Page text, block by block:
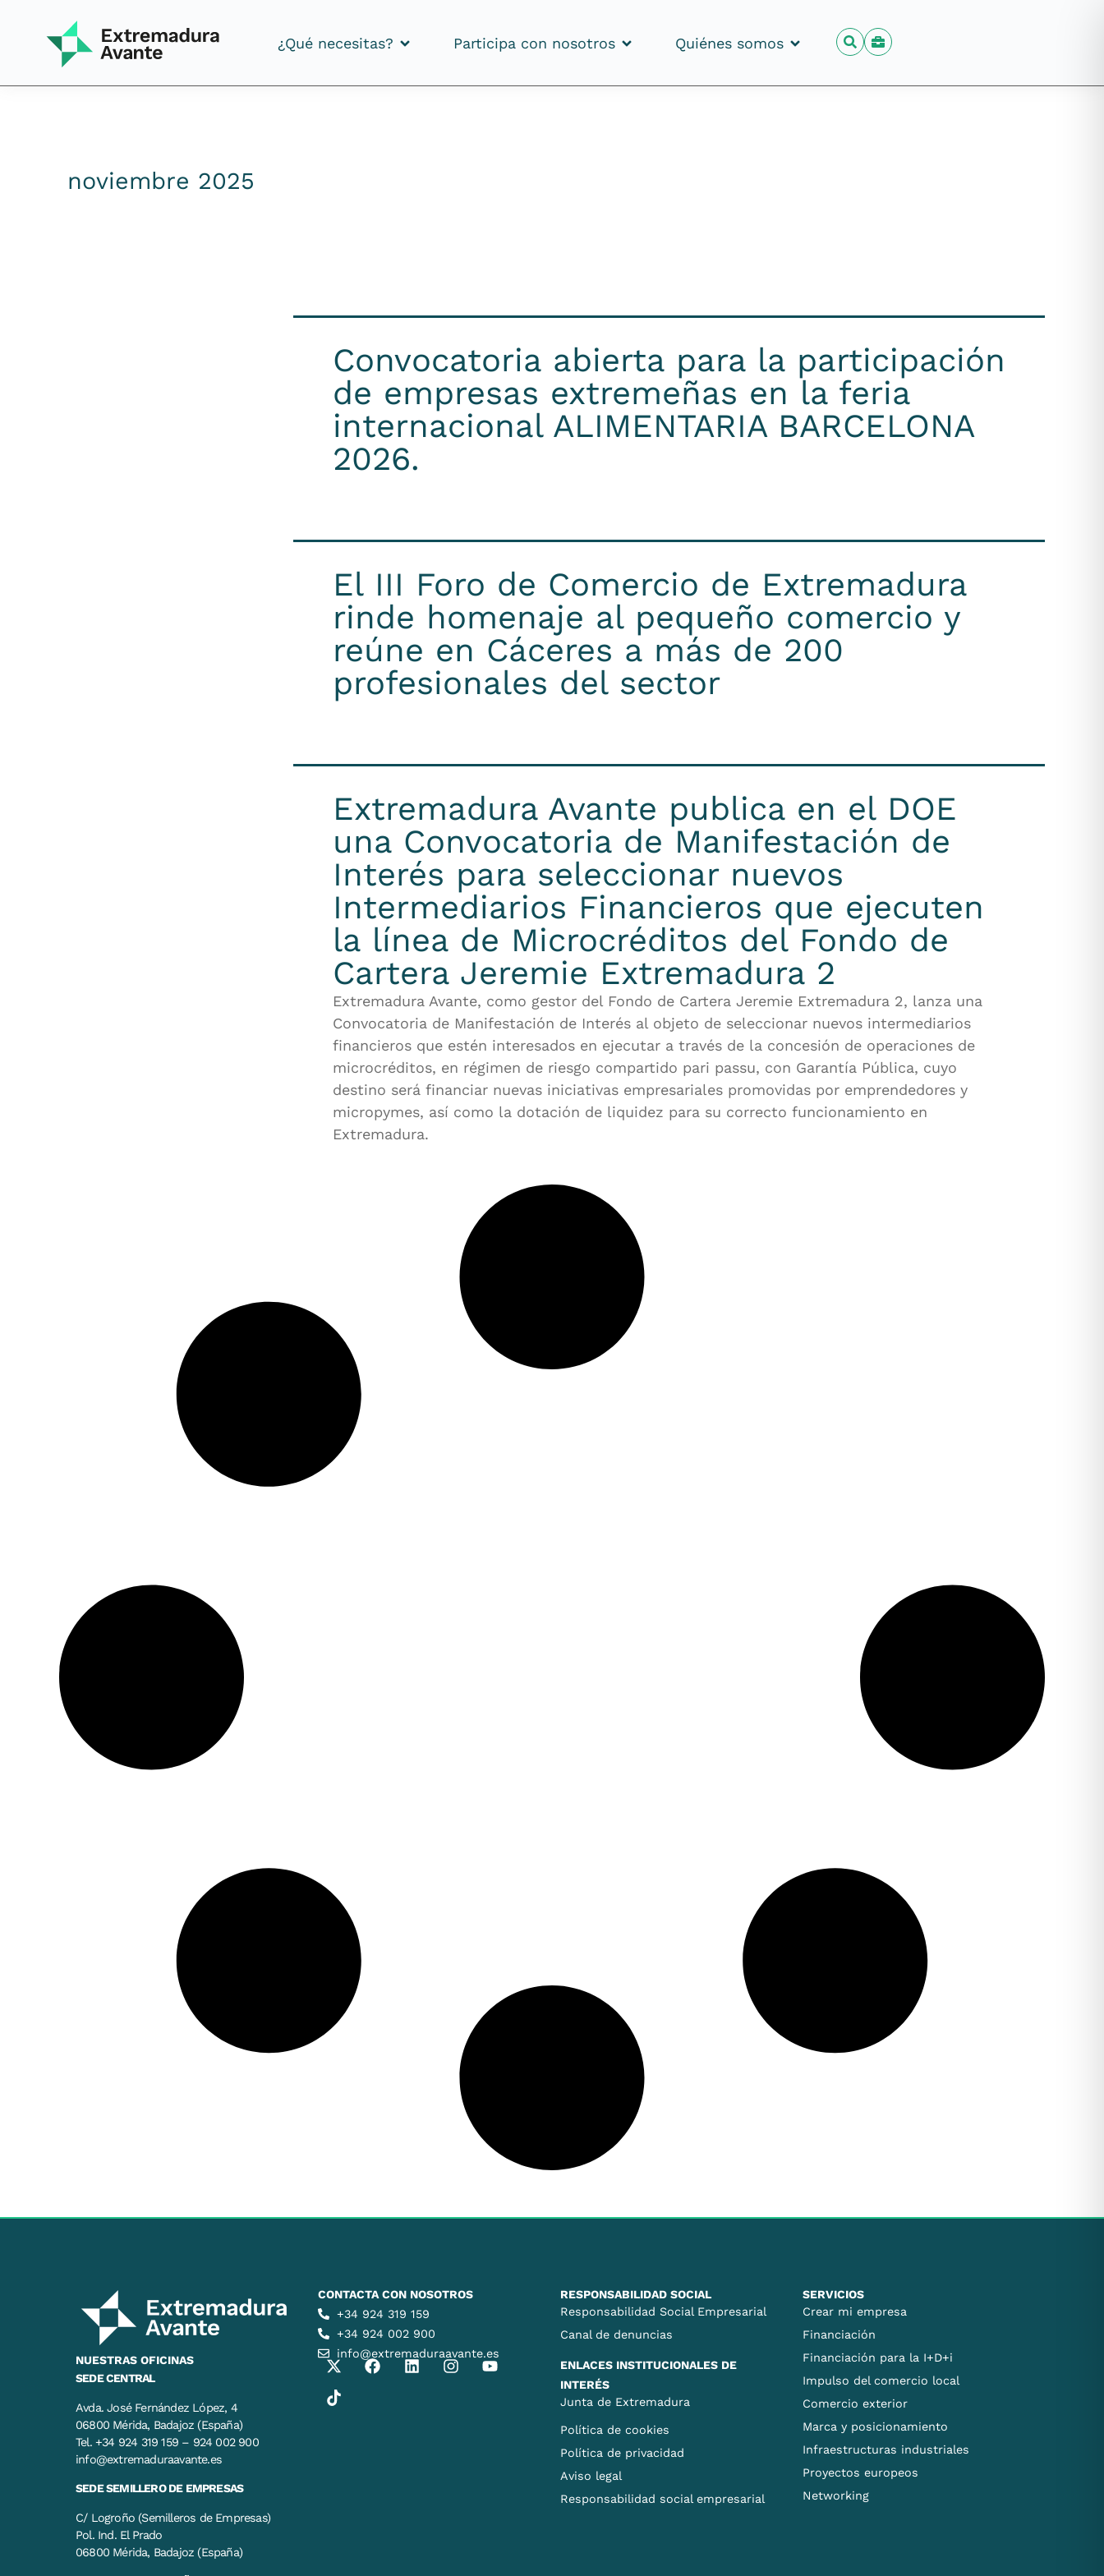
¿Qué necesitas?
Participa con nosotros Quiénes somos
noviembre 2025
Convocatoria abierta para la participación
de empresas extremeñas en la feria
internacional ALIMENTARIA BARCELONA
2026.
El III Foro de Comercio de Extremadura
rinde homenaje al pequeño comercio y
reúne en Cáceres a más de 200
profesionales del sector
Extremadura Avante publica en el DOE
una Convocatoria de Manifestación de
Interés para seleccionar nuevos
Intermediarios Financieros que ejecuten
la línea de Microcréditos del Fondo de
Cartera Jeremie Extremadura 2
Extremadura Avante, como gestor del Fondo de Cartera Jeremie Extremadura 2, lanza una
Convocatoria de Manifestación de Interés al objeto de seleccionar nuevos intermediarios
financieros que estén interesados en ejecutar a través de la concesión de operaciones de
microcréditos, en régimen de riesgo compartido pari passu, con Garantía Pública, cuyo
destino será financiar nuevas iniciativas empresariales promovidas por emprendedores y
micropymes, así como la dotación de liquidez para su correcto funcionamiento en
Extremadura.
NUESTRAS OFICINAS
SEDE CENTRAL
Avda. José Fernández López, 4
06800 Mérida, Badajoz (España)
Tel. +34 924 319 159 – 924 002 900
info@extremaduraavante.es
SEDE SEMILLERO DE EMPRESAS
C/ Logroño (Semilleros de Empresas)
Pol. Ind. El Prado
06800 Mérida, Badajoz (España)
CONTACTA CON NOSOTROS
+34 924 319 159
+34 924 002 900
info@extremaduraavante.es
RESPONSABILIDAD SOCIAL
Responsabilidad Social Empresarial
Canal de denuncias
ENLACES INSTITUCIONALES DE
INTERÉS
Junta de Extremadura
Política de cookies
Política de privacidad
Aviso legal
Responsabilidad social empresarial
SERVICIOS
Crear mi empresa
Financiación
Financiación para la I+D+i
Impulso del comercio local
Comercio exterior
Marca y posicionamiento
Infraestructuras industriales
Proyectos europeos
Networking